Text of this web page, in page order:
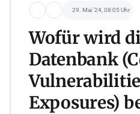
29. Mai '24, 08:05 Uhr
Wofür wird
Datenbank
Exposures)